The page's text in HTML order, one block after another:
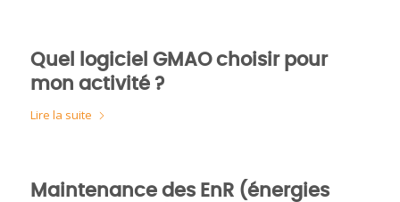
Quel logiciel GMAO choisir pour
mon activité ?
Lire la suite
Maintenance des EnR (énergies